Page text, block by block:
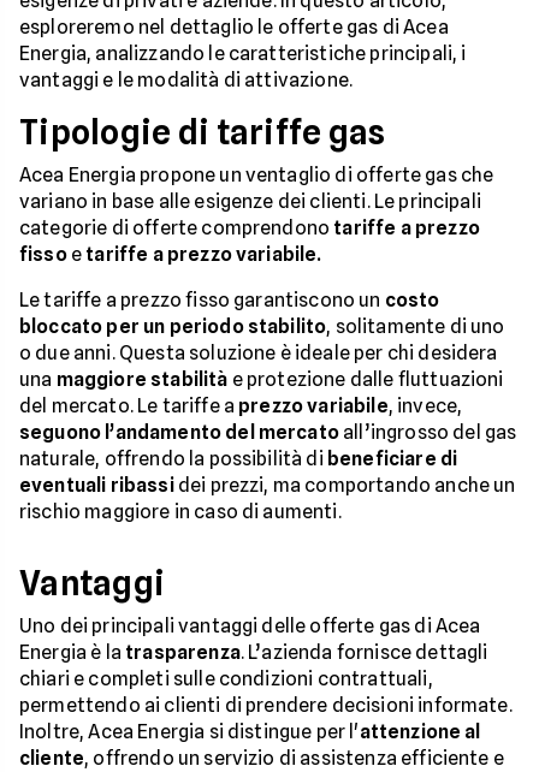
esploreremo nel dettaglio le offerte gas di Acea
Energia, analizzando le caratteristiche principali, i
vantaggi e le modalità di attivazione.
Tipologie di tariffe gas
Acea Energia propone un ventaglio di offerte gas che
variano in base alle esigenze dei clienti. Le principali
categorie di offerte comprendono tariffe a prezzo
fissoe tariffe a prezzo variabile.
Le tariffe a prezzo fisso garantiscono un costo
bloccato per un periodo stabilito, solitamente di uno
o due anni. Questa soluzione è ideale per chi desidera
una maggiore stabilità e protezione dalle fluttuazioni
del mercato. Le tariffe a prezzo variabile, invece,
seguono l’andamento del mercatoall’ingrosso del gas
naturale, offrendo la possibilità di beneficiare di
eventuali ribassidei prezzi, ma comportando anche un
rischio maggiore in caso di aumenti.
Vantaggi
Uno dei principali vantaggi delle offerte gas di Acea
Energia è la trasparenza. L’azienda fornisce dettagli
chiari e completi sulle condizioni contrattuali,
permettendo ai clienti di prendere decisioni informate.
Inoltre, Acea Energia si distingue per l'attenzione al
cliente, offrendo un servizio di assistenza efficiente e